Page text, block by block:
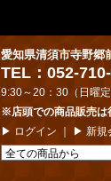
愛知県清須市寺野郷
TEL：052-
9:30～20：30（日曜定
※店頭での商品販売は
▶ ログイン ｜ ▶ 新規